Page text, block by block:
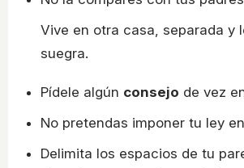
Vive en otra casa, separada y
suegra.
Pídele algún consejo de vez
No pretendas imponer tu ley
Delimita los espacios de tu